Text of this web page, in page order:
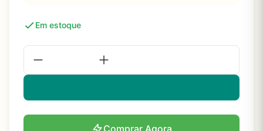
Em estoque
Comprar Agora